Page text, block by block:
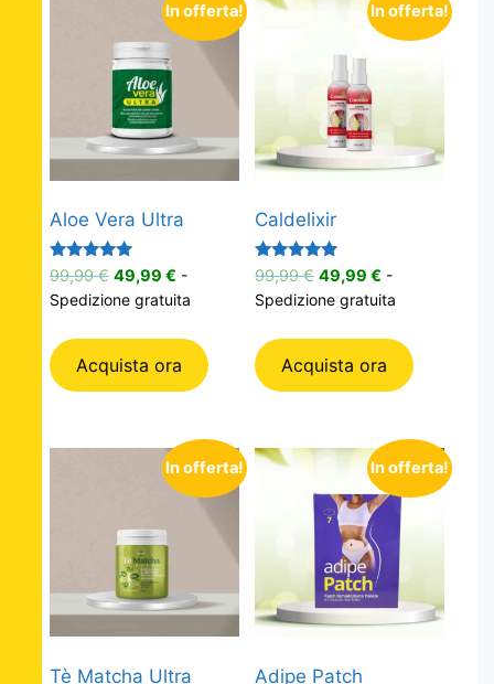
In offerta!
Aloe Vera Ultra
Valutato
5.00
su 5
99,99€ Il
prezzo
era:
99,99 €.
49,99 € Il
prezzo
è:
49,99 €.
-
Spedizione gratuita
Acquista ora
In offerta!
Caldelixir
Valutato
5.00
su 5
99,99€ Il
prezzo
era:
99,99 €.
49,99€ Il
prezzo
è:
49,99 €.
-
Spedizione gratuita
Acquista ora
In offerta!
Tè Matcha Ultra
In offerta!
Adipe Patch